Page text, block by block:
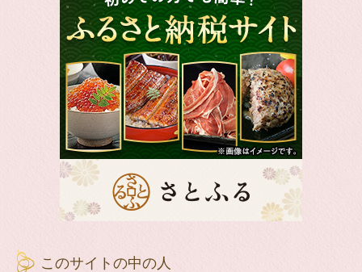
このサイトの中の人